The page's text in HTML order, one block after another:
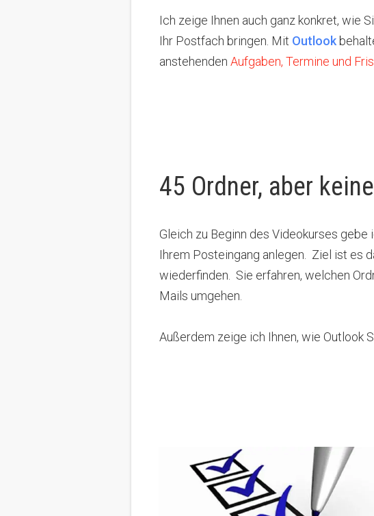
Ich zeige Ihnen auch ganz konkret, wie
Ihr Postfach bringen. Mit Outlook
anstehenden Aufgaben, Termine und
45 Ordner, aber
Gleich zu Beginn des Videokurses
Ihrem Posteingang anlegen. Ziel ist es
wiederfinden. Sie erfahren, welchen
Mails umgehen.
Außerdem zeige ich Ihnen, wie Outlook